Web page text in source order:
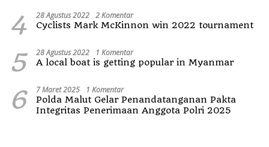
4 28 Agustus 2022 2 Komentar
Cyclists Mark McKinnon win 2022 tournament
5 28 Agustus 2022 1 Komentar
A local boat is getting popular in Myanmar
6 7 Maret 2025 1 Komentar
Polda Malut Gelar Penandatanganan Pakta
Integritas Penerimaan Anggota Polri 2025